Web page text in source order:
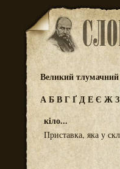
Великий тлумачний
АБВГҐДЕЄ ЖЗ
кіло...
Приставка, яка у